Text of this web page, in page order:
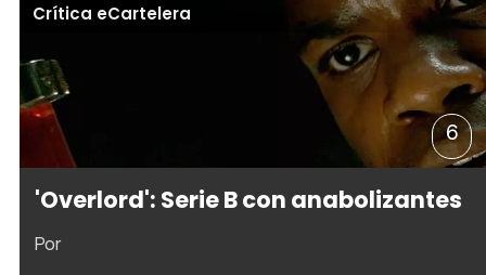
Crítica eCartelera
6
'Overlord': Serie B con anabolizantes
Por